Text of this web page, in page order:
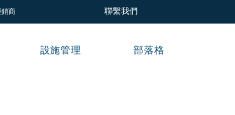
商 聯繫我們
設施管理 部落格